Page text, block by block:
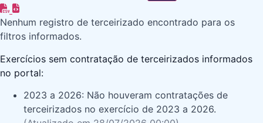
Nenhum registro de terceirizado encontrado para os
filtros informados.
Exercícios sem contratação de terceirizados informados
no portal:
2023 a 2026: Não houveram contratações de
terceirizados no exercício de 2023 a 2026.